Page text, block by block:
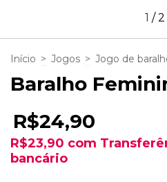
1 /2
Início > Jogos > Jogo de
Baralho
R$24,90
R$23,90 com
bancário